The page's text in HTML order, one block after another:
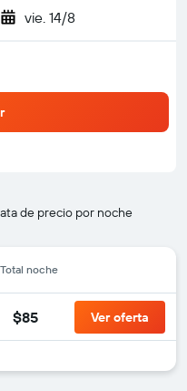
vie. 14/8
de precio por noche
Total noche
$85 Ver oferta